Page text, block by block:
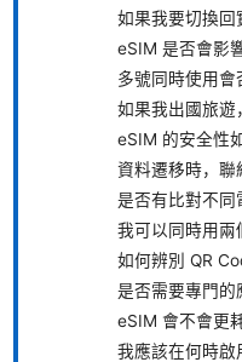
如果我要切換回
eSIM 是否會影
多號同時使用會
如果我出國旅遊
eSIM 的安全性
資料遷移時，聯
是否有比對不同
我可以同時用兩
如何辨別 QR
是否需要專門的
eSIM 會不會更
我應該在何時啟